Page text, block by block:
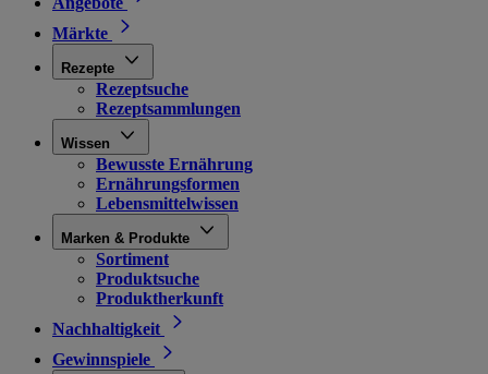
Märkte
Rezepte
Rezeptsuche
Rezeptsammlungen
Wissen
Bewusste Ernährung
Ernährungsformen
Lebensmittelwissen
Marken & Produkte
Sortiment
Produktsuche
Produktherkunft
Nachhaltigkeit
Gewinnspiele